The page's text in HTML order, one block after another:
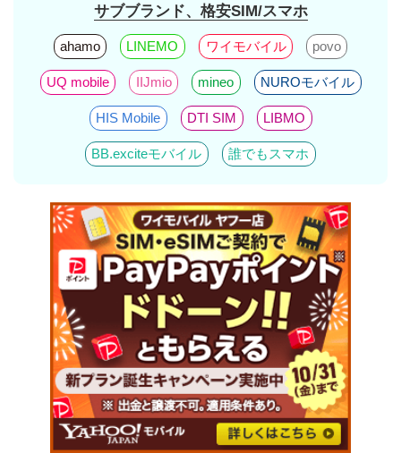
サブブランド、格安SIM/スマホ
ahamo LINEMO ワイモバイル povo
UQ mobile IIJmio mineo NUROモバイル
HIS Mobile DTI SIM LIBMO
BB.exciteモバイル 誰でもスマホ